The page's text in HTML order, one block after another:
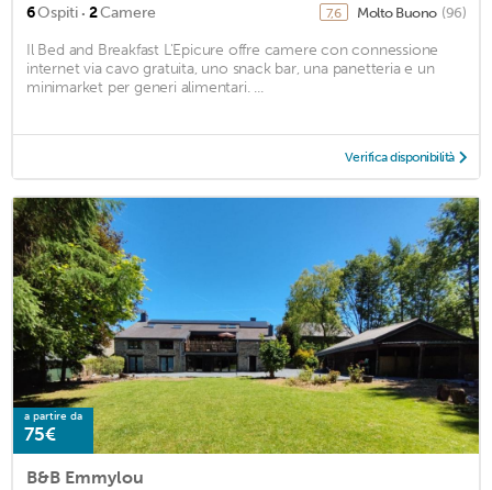
6Ospiti · 2Camere 7,6 Molto Buono (96)
Il Bed and Breakfast L'Epicure offre camere con connessione
internet via cavo gratuita, uno snack bar, una panetteria e un
minimarket per generi alimentari. ...
Verifica disponibilità
a partire da
75€
B&B Emmylou